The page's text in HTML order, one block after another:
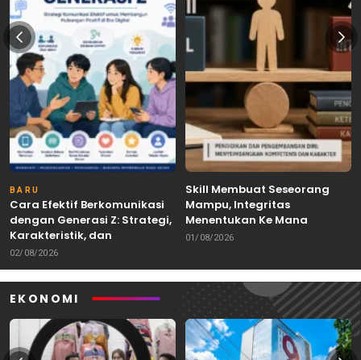
BARU
Cara Efektif Berkomunikasi
dengan Generasi Z: Strategi,
Karakteristik, dan
Tantangannya
02/08/2026
Skill Membuat Seseorang
Mampu, Integritas
Menentukan Ke Mana
Kemampuan Itu Dibawa
01/08/2026
EKONOMI